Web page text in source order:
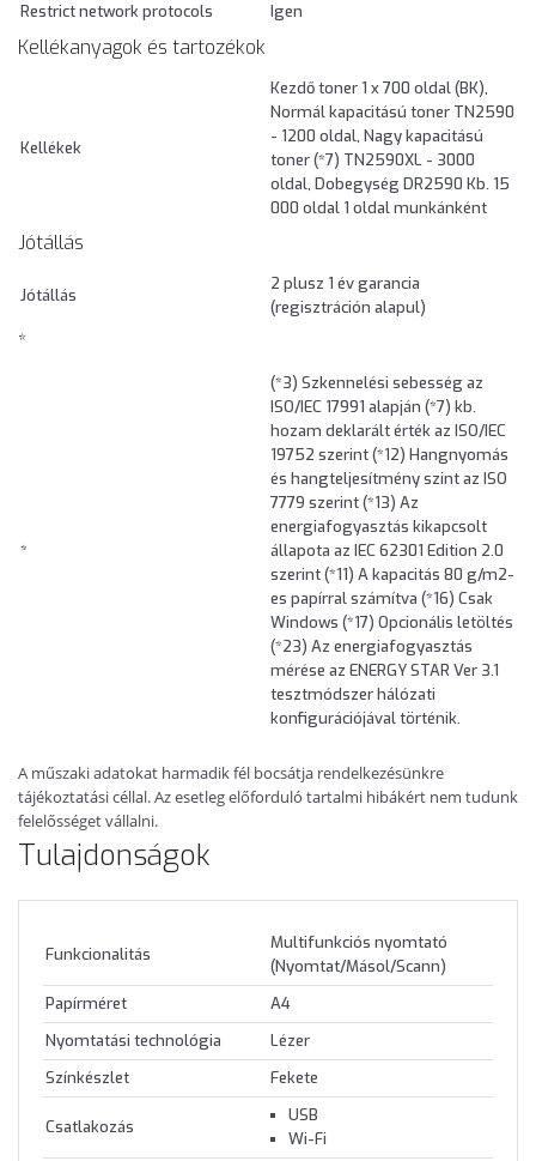
Restrict network protocols Igen
Kellékanyagok és tartozékok
Kellékek
Kezdő toner 1 x 700 oldal (BK),
Normál kapacitású toner TN2590
- 1200 oldal, Nagy kapacitású
toner (*7) TN2590XL - 3000
oldal, Dobegység DR2590 Kb. 15
000 oldal 1 oldal munkánként
Jótállás
Jótállás
2 plusz 1 év garancia
(regisztráción alapul)
*
*
(*3) Szkennelési sebesség az
ISO/IEC 17991 alapján (*7) kb.
hozam deklarált érték az ISO/IEC
19752 szerint (*12) Hangnyomás
és hangteljesítmény szint az ISO
7779 szerint (*13) Az
energiafogyasztás kikapcsolt
állapota az IEC 62301 Edition 2.0
szerint (*11) A kapacitás 80 g/m2-
es papírral számítva (*16) Csak
Windows (*17) Opcionális letöltés
(*23) Az energiafogyasztás
mérése az ENERGY STAR Ver 3.1
tesztmódszer hálózati
konfigurációjával történik.
A műszaki adatokat harmadik fél bocsátja rendelkezésünkre
tájékoztatási céllal. Az esetleg előforduló tartalmi hibákért nem tudunk
felelősséget vállalni.
Tulajdonságok
Funkcionalitás
Multifunkciós nyomtató
(Nyomtat/Másol/Scann)
Papírméret
A4
Nyomtatási technológia
Lézer
Színkészlet
Fekete
Csatlakozás
USB
Wi-Fi